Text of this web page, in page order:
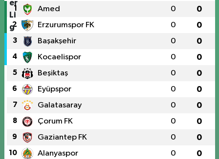
1 Amed 0 0
2 Erzurumspor FK 0 0
3 Başakşehir 0 0
4 Kocaelispor 0 0
5 Beşiktaş 0 0
6 Eyüpspor 0 0
7 Galatasaray 0 0
8 Çorum FK 0 0
9 Gaziantep FK 0 0
10 Alanyaspor 0 0